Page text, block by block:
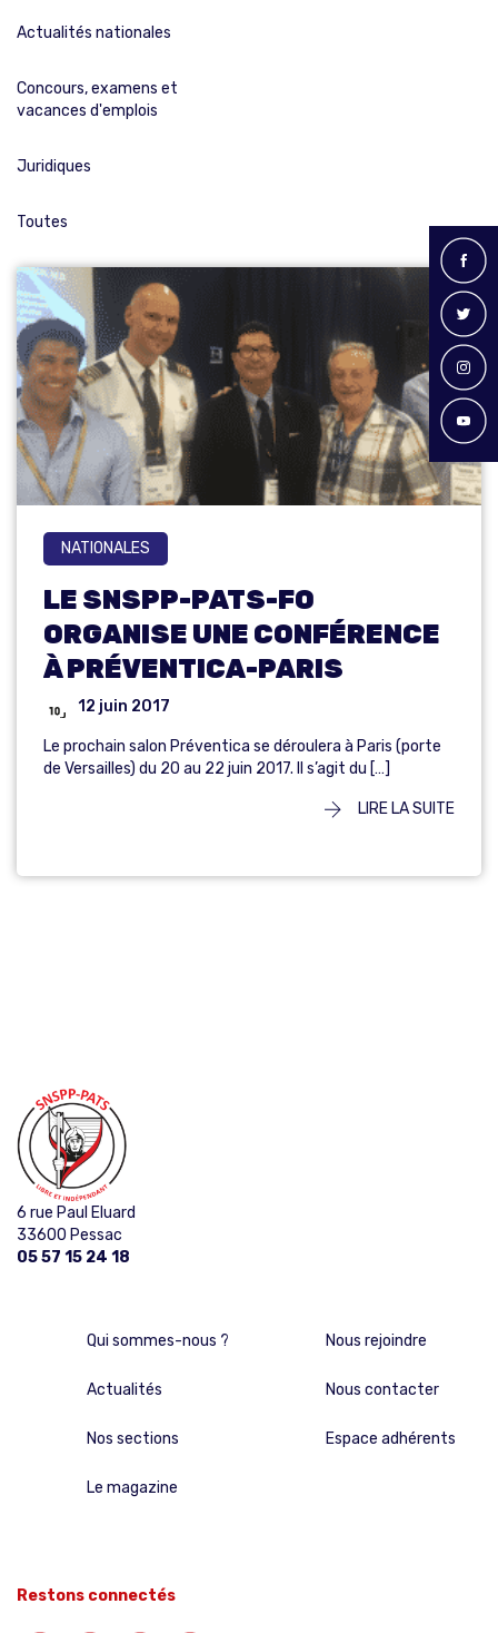
Actualités nationales
Concours, examens et
vacances d'emplois
Juridiques
Toutes
NATIONALES
LE SNSPP-PATS-FO
ORGANISE UNE CONFÉRENCE
À PRÉVENTICA-PARIS
12 juin 2017
Le prochain salon Préventica se déroulera à Paris (porte
de Versailles) du 20 au 22 juin 2017. Il s’agit du […]
LIRE LA SUITE
6 rue Paul Eluard
33600 Pessac
05 57 15 24 18
Qui sommes-nous ?
Actualités
Nos sections
Le magazine
Nous rejoindre
Nous contacter
Espace adhérents
Restons connectés